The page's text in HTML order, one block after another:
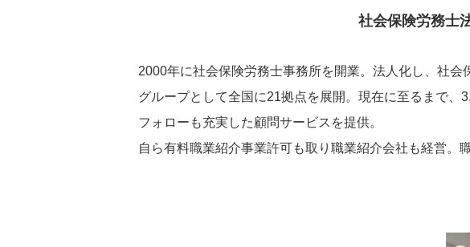
社会保険労務士
2000年に社会保険労務士事務所を開業。法人化し、社
グループとして全国に21拠点を展開。 現在に至るまで、
フォローも充実した顧問サービスを提供。
自ら有料職業紹介事業許可も取り職業紹介会社も経営。